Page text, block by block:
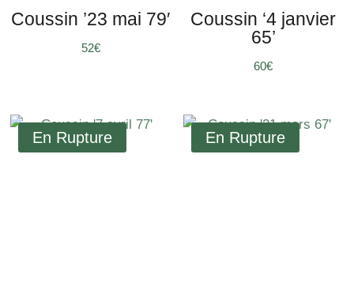
Coussin ’23 mai 79′
€
Coussin ‘4 janvier
65’
€